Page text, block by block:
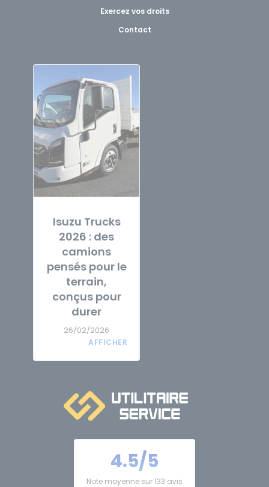
Exercez vos droits
Contact
Isuzu Trucks
2026 : des
camions
pensés pour le
terrain,
conçus pour
durer
26/02/2026
4.5/5
Note moyenne sur 133 avis